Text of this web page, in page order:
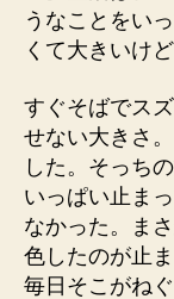
うなことをい
くて大きいけど
すぐそばでス
せない大きさ
した。そっち
いっぱい止ま
なかった。ま
色したのが止
毎日そこがね